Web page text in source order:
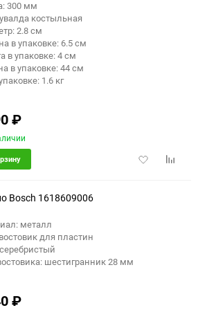
300 мм
костыльная
2.8 см
в упаковке: 6.5 см
в упаковке: 4 см
в упаковке: 44 см
1.6 кг
₽
Добавить
Bosch 1618609006
металл
для пластин
шестигранник 28 мм
₽